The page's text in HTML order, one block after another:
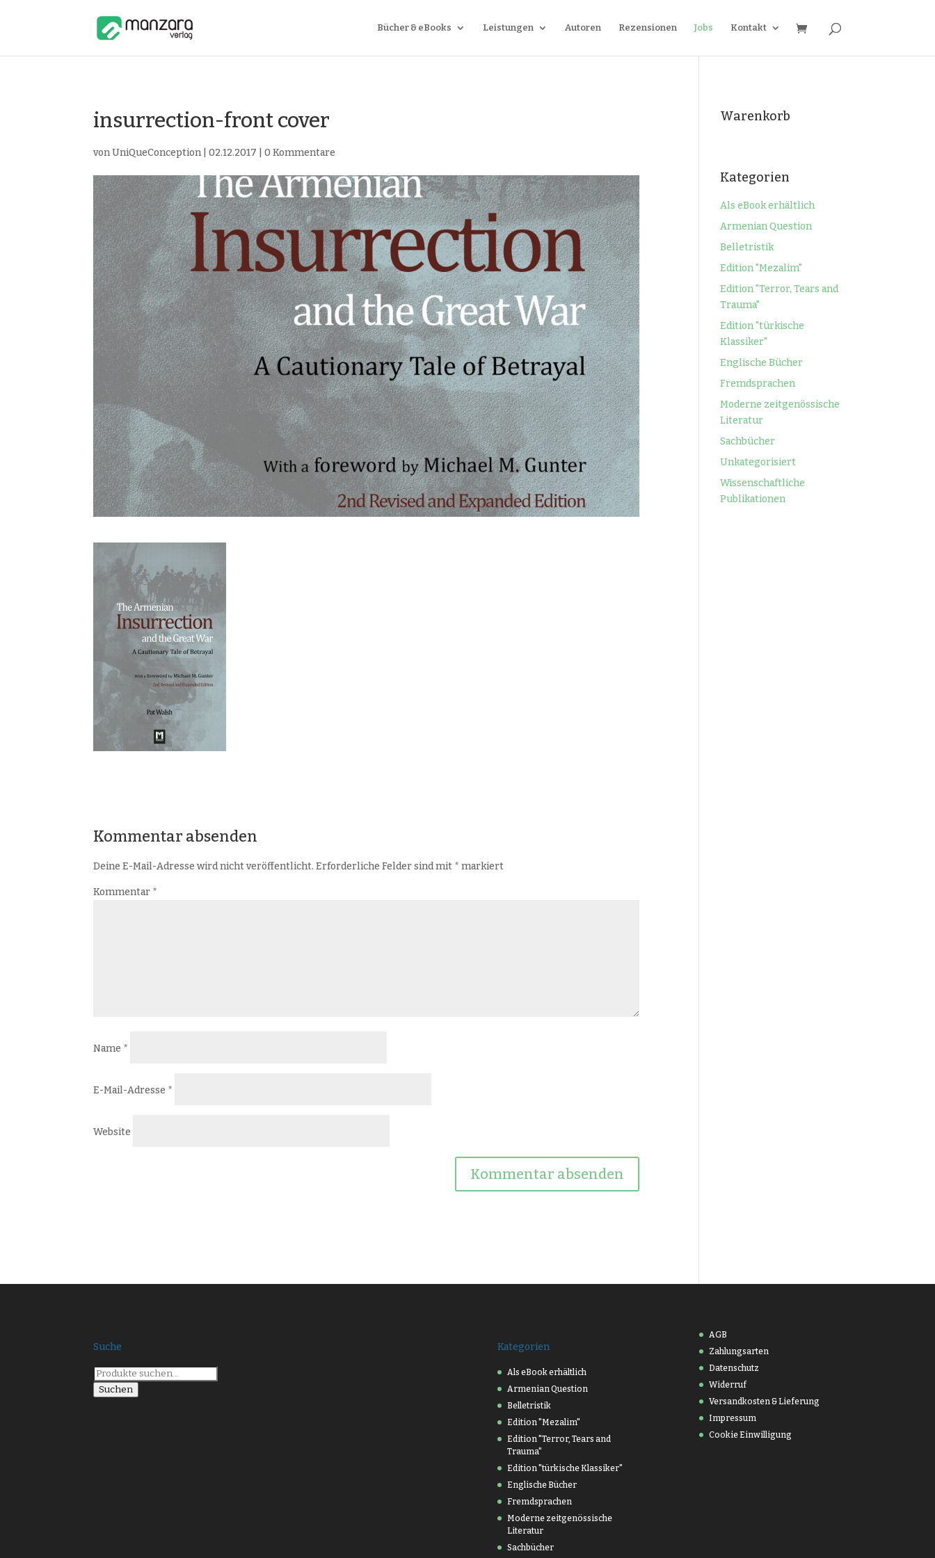
Bücher & eBooks Leistungen Autoren Rezensionen Jobs Kontakt
insurrection-front cover
vonUniQueConception |02.12.2017 |0 Kommentare
Kommentar absenden
Deine E-Mail-Adresse wird nicht veröffentlicht. Erforderliche Felder sind mit * markiert
Kommentar *
Name *
E-Mail-Adresse *
Website
Warenkorb
Kategorien
Als eBook erhältlich
Armenian Question
Belletristik
Edition "Mezalim"
Edition "Terror, Tears and
Trauma"
Edition "türkische
Klassiker"
Englische Bücher
Fremdsprachen
Moderne zeitgenössische
Literatur
Sachbücher
Unkategorisiert
Wissenschaftliche
Publikationen
Suche
Suche
nach:
Suchen
Kategorien
Als eBook erhältlich
Armenian Question
Belletristik
Edition "Mezalim"
Edition "Terror, Tears and
Trauma"
Edition "türkische Klassiker"
Englische Bücher
Fremdsprachen
Moderne zeitgenössische
Literatur
Sachbücher
AGB
Zahlungsarten
Datenschutz
Widerruf
Versandkosten & Lieferung
Impressum
Cookie Einwilligung